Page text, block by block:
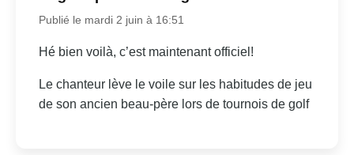
Publié le mardi 2 juin à 16:51
Hé bien voilà, c’est maintenant officiel!
Le chanteur lève le voile sur les habitudes de jeu
de son ancien beau-père lors de tournois de golf